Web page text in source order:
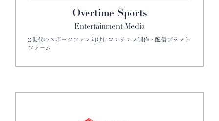
Overtime Sports
Entertainment Media
Z世代のスポーツファン向けにコンテンツ制作・配信プラット
フォーム